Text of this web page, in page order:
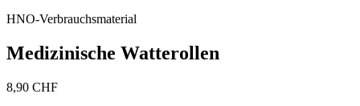
HNO-Verbrauchsmaterial
Medizinische Watterollen
8,90 CHF